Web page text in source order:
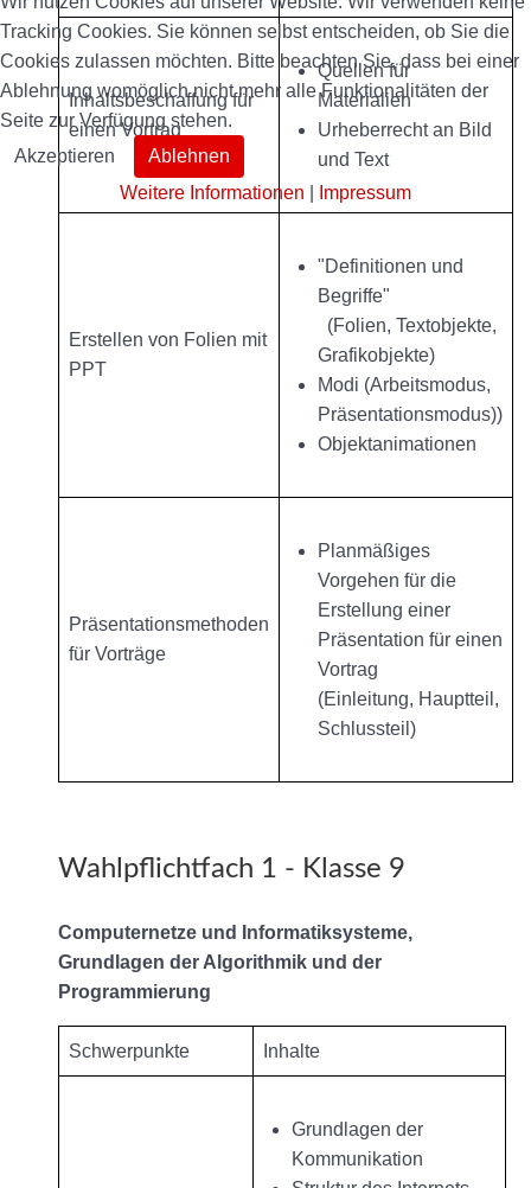
Inhaltsbeschaffung für
einen Vortrag
Quellen für
Materialien
Urheberrecht an Bild
und Text
Erstellen von Folien mit
PPT
"Definitionen und
Begriffe"
(Folien, Textobjekte,
Grafikobjekte)
Modi (Arbeitsmodus,
Präsentationsmodus))
Objektanimationen
Präsentationsmethoden
für Vorträge
Planmäßiges
Vorgehen für die
Erstellung einer
Präsentation für einen
Vortrag
(Einleitung, Hauptteil,
Schlussteil)
Wahlpflichtfach 1 - Klasse 9
Computernetze und Informatiksysteme,
Grundlagen der Algorithmik und der
Programmierung
Schwerpunkte Inhalte
Grundlagen der
Kommunikation
Tracking Cookies. Sie können selbst entscheiden, ob Sie die
Cookies zulassen möchten. Bitte beachten Sie, dass bei einer
Ablehnung womöglich nicht mehr alle Funktionalitäten der
Seite zur Verfügung stehen.
Akzeptieren
Ablehnen
Weitere Informationen
Impressum